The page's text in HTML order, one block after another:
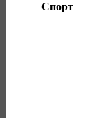
Спорт